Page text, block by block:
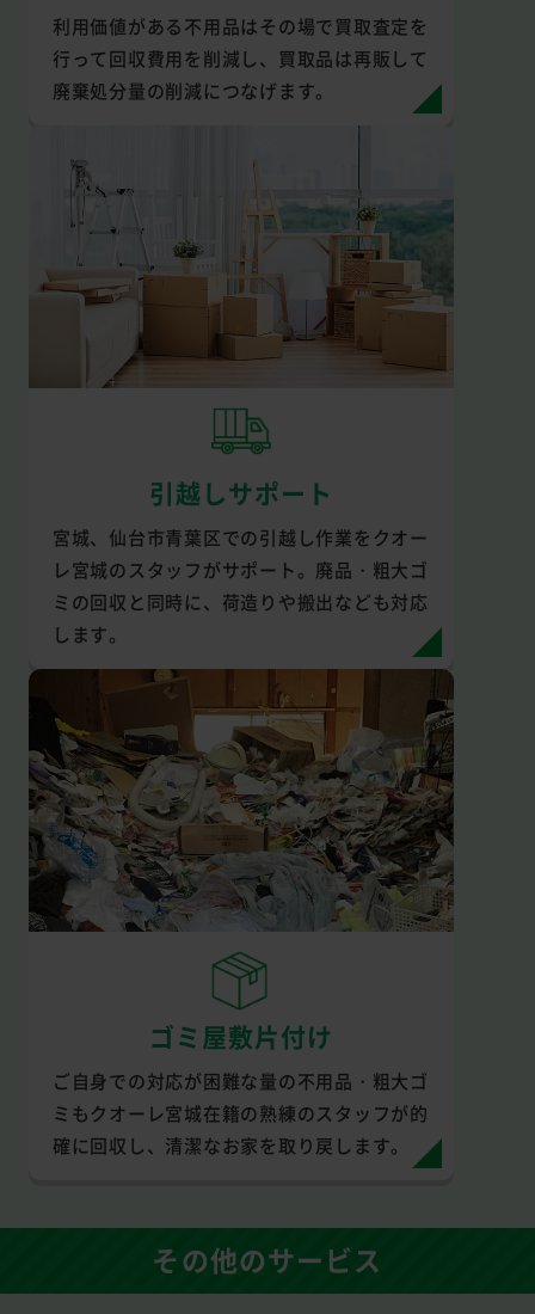
利用価値がある不用品はその場で買取査定を
行って回収費用を削減し、買取品は再販して
廃棄処分量の削減につなげます。
引越しサポート
宮城、仙台市青葉区での引越し作業をクオー
レ宮城のスタッフがサポート。廃品・粗大ゴ
ミの回収と同時に、荷造りや搬出なども対応
します。
ゴミ屋敷片付け
ご自身での対応が困難な量の不用品・粗大ゴ
ミもクオーレ宮城在籍の熟練のスタッフが的
確に回収し、清潔なお家を取り戻します。
その他のサービス